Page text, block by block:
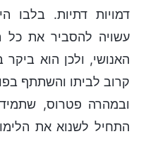
דמויות דתיות. בלבו
עשויה להסביר את כל
האנושי, ולכן הוא
קרוב לביתו והשתתף
ובמהרה פטרוס, שתמיד
התחיל לשנוא את